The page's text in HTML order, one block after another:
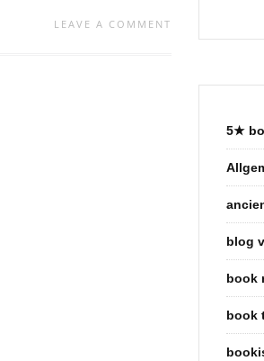
LEAVE A COMMENT
5★
blog
book
book